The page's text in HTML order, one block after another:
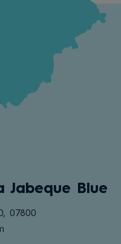
Jabeque Blue
07800